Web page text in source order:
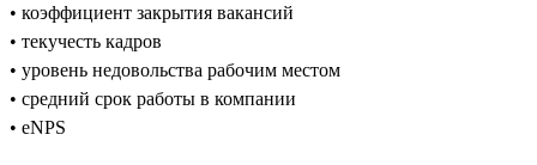
• коэффициент закрытия вакансий
• текучесть кадров
• уровень недовольства рабочим местом
• средний срок работы в компании
• eNPS